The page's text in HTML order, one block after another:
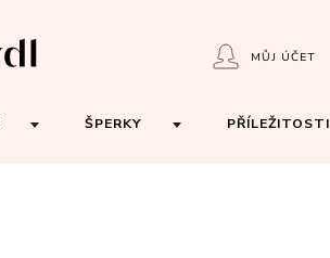
MŮJ ÚČET
ŠPERKY PŘÍLEŽITOSTI